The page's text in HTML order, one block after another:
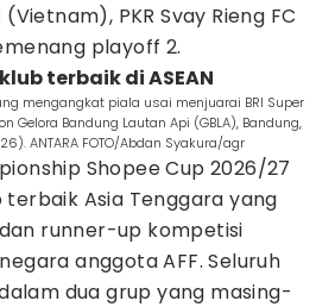
PKR Svay Rieng FC
playoff 2.
terbaik di ASEAN
mengangkat piala usai menjuarai BRI Super
Gelora Bandung Lautan Api (GBLA), Bandung,
ANTARA FOTO/Abdan Syakura/agr
Shopee Cup 2026/27
terbaik Asia Tenggara yang
runner-up kompetisi
anggota AFF. Seluruh
dua grup yang masing-